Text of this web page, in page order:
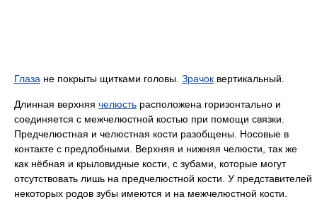
Глаза не покрыты щитками головы. Зрачок вертикальный.
Длинная верхняя челюсть расположена горизонтально и
соединяется с межчелюстной костью при помощи связки.
Предчелюстная и челюстная кости разобщены. Носовые в
контакте с предлобными. Верхняя и нижняя челюсти, так же
как нёбная и крыловидные кости, с зубами, которые могут
отсутствовать лишь на предчелюстной кости. У представителей
некоторых родов зубы имеются и на межчелюстной кости.